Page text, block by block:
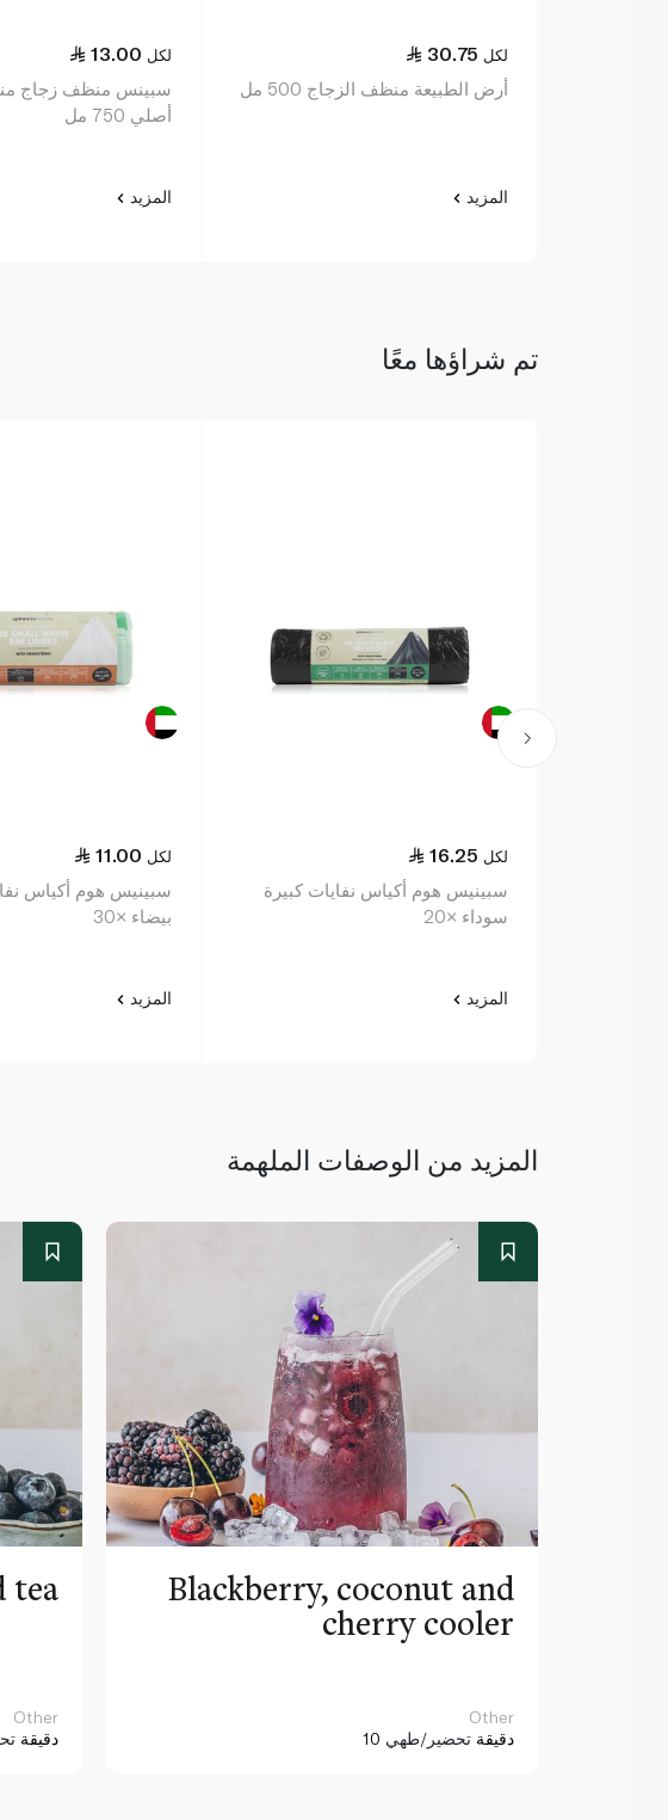
30.75 لكل
أرض الطبيعة منظف الزجاج 500 مل
المزيد
13.00 لكل
سبينس منظف زجاج
أصلي 750 مل
المزيد
تم شراؤها معًا
16.25 لكل
سبينيس هوم أكياس نفايات كبيرة
سوداء ×20
المزيد
11.00 لكل
سبينيس هوم أكياس
بيضاء ×30
المزيد
المزيد من الوصفات الملهمة
tea
Other
10 دقيقة
Blackberry, coconut and
cherry cooler
Other
10 دقيقة تحضير/طهي